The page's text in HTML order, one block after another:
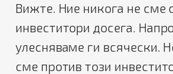
Вижте. Ние никога не сме
инвеститори досега.
улесняваме ги всячески.
сме против този